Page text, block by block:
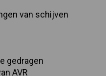
van schijven
gedragen
AVR